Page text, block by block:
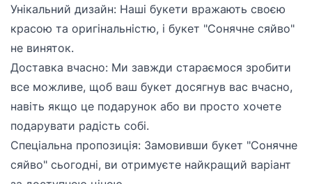
Унікальний дизайн: Наші букети вражають своєю
красою та оригінальністю, і букет "Сонячне сяйво"
не виняток.
Доставка вчасно: Ми завжди стараємося зробити
все можливе, щоб ваш букет досягнув вас вчасно,
навіть якщо це подарунок або ви просто хочете
подарувати радість собі.
Спеціальна пропозиція: Замовивши букет "Сонячне
сяйво" сьогодні, ви отримуєте найкращий варіант